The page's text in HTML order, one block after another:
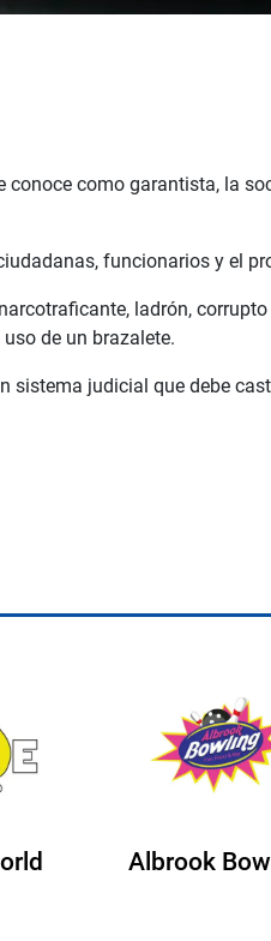
como garantista, la
funcionarios y el
ladrón,
de un brazalete.
sistema judicial que debe
Space